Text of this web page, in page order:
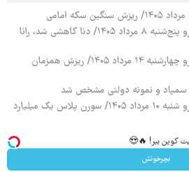
قیمت محصولات ایران خودرو پنج‌شنبه ۸ مرداد ۱۴۰۵/ دنا کاهشی شد، رانا
قیمت محصولات ایران خودرو چهارشنبه ۱۴ مرداد ۱۴۰۵/ ریزش همزمان
سمپاد و نمونه دولتی مشخص شد
قیمت محصولات ایران خودرو شنبه ۱۰ مرداد ۱۴۰۵/ سورن پلاس یک میلیارد
کوین ببر! 🔥😍
بچرخونش